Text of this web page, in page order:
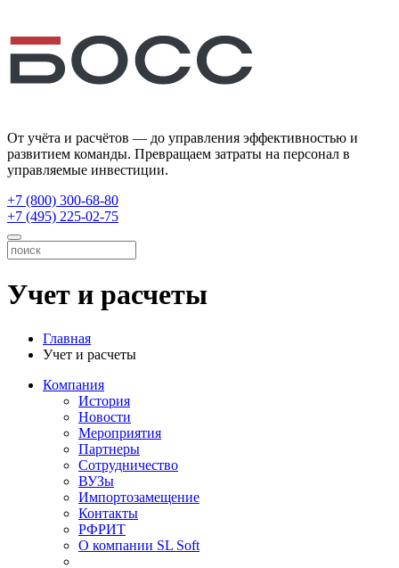
От учёта и расчётов — до управления эффективностью и
развитием команды. Превращаем затраты на персонал в
управляемые инвестиции.
+7 (800) 300-68-80
+7 (495) 225-02-75
Учет и расчеты
Главная
Учет и расчеты
Компания
История
Новости
Мероприятия
Партнеры
Сотрудничество
ВУЗы
Импортозамещение
Контакты
РФРИТ
О компании SL Soft